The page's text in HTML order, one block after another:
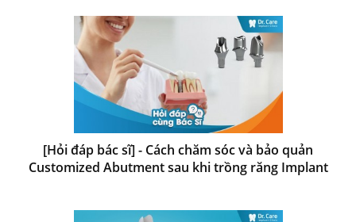
[Hỏi đáp bác sĩ] - Cách chăm sóc và bảo quản
Customized Abutment sau khi trồng răng Implant